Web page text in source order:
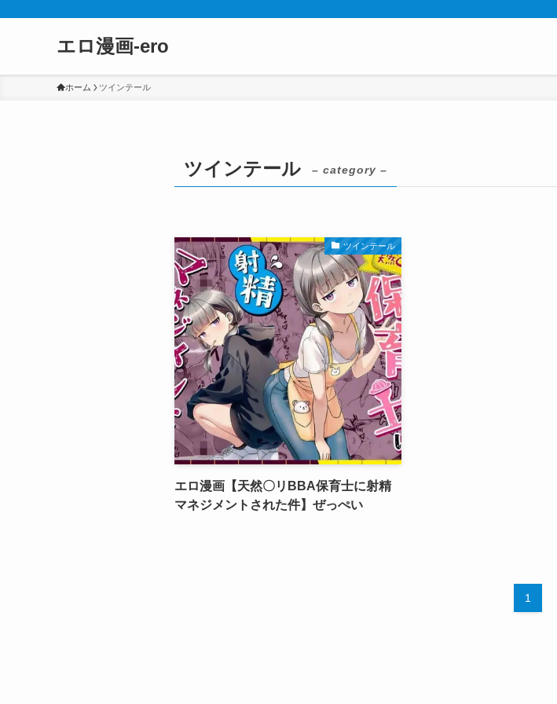
エロ漫画-ero
ホーム ツインテール
ツインテール – category –
ツインテール
エロ漫画【天然〇リBBA保育士に射精
マネジメントされた件】ぜっぺい
1